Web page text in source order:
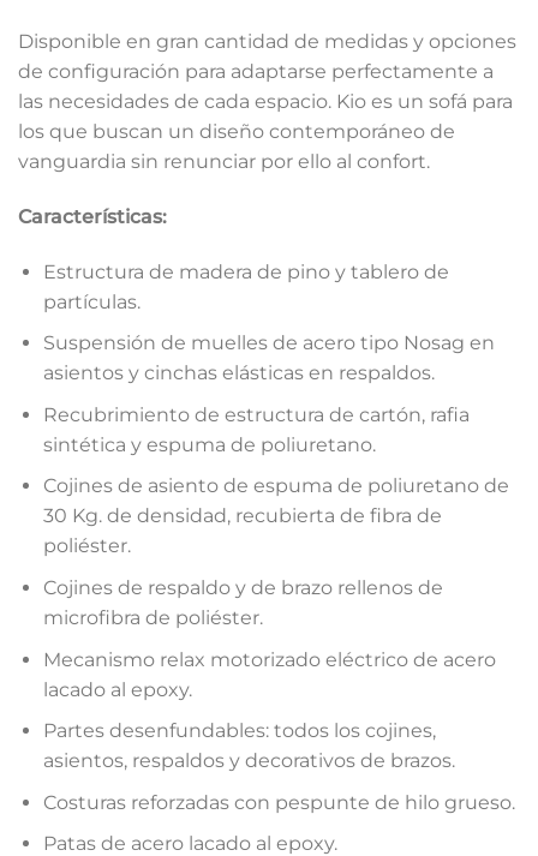
Disponible en gran cantidad de medidas y opciones
de configuración para adaptarse perfectamente a
las necesidades de cada espacio. Kio es un sofá para
los que buscan un diseño contemporáneo de
vanguardia sin renunciar por ello al confort.
Características:
Estructura de madera de pino y tablero de
partículas.
Suspensión de muelles de acero tipo Nosag en
asientos y cinchas elásticas en respaldos.
Recubrimiento de estructura de cartón, rafia
sintética y espuma de poliuretano.
Cojines de asiento de espuma de poliuretano de
30 Kg. de densidad, recubierta de fibra de
poliéster.
Cojines de respaldo y de brazo rellenos de
microfibra de poliéster.
Mecanismo relax motorizado eléctrico de acero
lacado al epoxy.
Partes desenfundables: todos los cojines,
asientos, respaldos y decorativos de brazos.
Costuras reforzadas con pespunte de hilo grueso.
Patas de acero lacado al epoxy.